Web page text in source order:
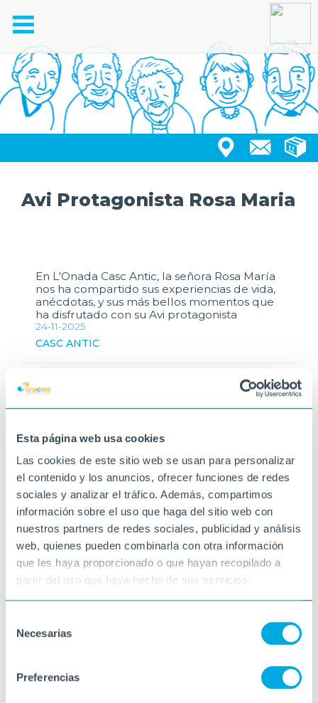
Esta página web usa cookies
Las cookies de este sitio web se usan para personalizar
el contenido y los anuncios, ofrecer funciones de redes
sociales y analizar el tráfico. Además, compartimos
información sobre el uso que haga del sitio web con
nuestros partners de redes sociales, publicidad y análisis
web, quienes pueden combinarla con otra información
que les haya proporcionado o que hayan recopilado a
partir del uso que haya hecho de sus servicios.
Necesarias
Preferencias
Toggle
navigation
Avi Protagonista Rosa Maria
En L'Onada Casc Antic, la señora Rosa María
nos ha compartido sus experiencias de vida,
anécdotas, y sus más bellos momentos que
ha disfrutado con su Avi protagonista
24-11-2025
CASC ANTIC